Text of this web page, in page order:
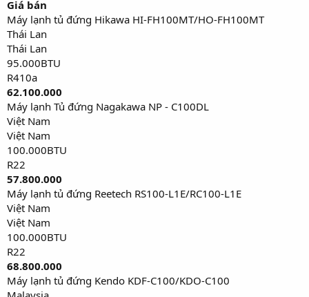
Giá bán
Máy lạnh tủ đứng Hikawa HI-FH100MT/HO-FH100MT
Thái Lan
Thái Lan
95.000BTU
R410a
62.100.000
Máy lạnh Tủ đứng Nagakawa NP - C100DL
Việt Nam
Việt Nam
100.000BTU
R22
57.800.000
Máy lạnh tủ đứng Reetech RS100-L1E/RC100-L1E
Việt Nam
Việt Nam
100.000BTU
R22
68.800.000
Máy lạnh tủ đứng Kendo KDF-C100/KDO-C100